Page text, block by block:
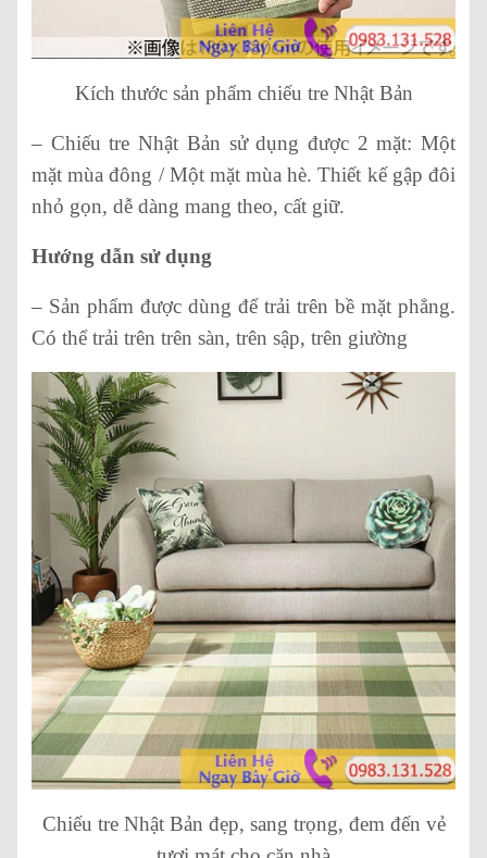
Kích thước sản phẩm chiếu tre Nhật Bản
– Chiếu tre Nhật Bản sử dụng được 2 mặt: Một
mặt mùa đông / Một mặt mùa hè. Thiết kế gập đôi
nhỏ gọn, dễ dàng mang theo, cất giữ.
Hướng dẫn sử dụng
– Sản phẩm được dùng để trải trên bề mặt phẳng.
Có thể trải trên trên sàn, trên sập, trên giường
Chiếu tre Nhật Bản đẹp, sang trọng, đem đến vẻ